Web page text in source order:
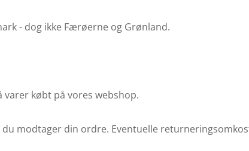
- dog ikke Færøerne og Grønland.
købt på vores webshop.
modtager din ordre. Eventuelle